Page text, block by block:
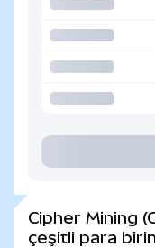
Cipher Mining
çeşitli para